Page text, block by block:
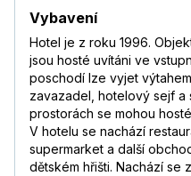
Vybavení
Hotel je z roku 1996.
jsou hosté uvítáni ve
poschodí lze vyjet
zavazadel, hotelový sejf a
prostorách se mohou
V hotelu se nachází
supermarket a další
dětském hřišti. Nachází